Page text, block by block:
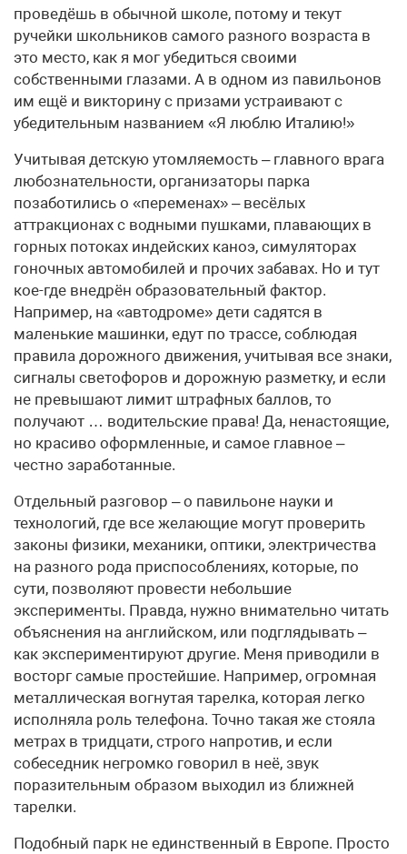
проведёшь в обычной школе, потому и текут
ручейки школьников самого разного возраста в
это место, как я мог убедиться своими
собственными глазами. А в одном из павильонов
им ещё и викторину с призами устраивают с
убедительным названием «Я люблю Италию!»
Учитывая детскую утомляемость – главного врага
любознательности, организаторы парка
позаботились о «переменах» – весёлых
аттракционах с водными пушками, плавающих в
горных потоках индейских каноэ, симуляторах
гоночных автомобилей и прочих забавах. Но и тут
кое-где внедрён образовательный фактор.
Например, на «автодроме» дети садятся в
маленькие машинки, едут по трассе, соблюдая
правила дорожного движения, учитывая все знаки,
сигналы светофоров и дорожную разметку, и если
не превышают лимит штрафных баллов, то
получают … водительские права! Да, ненастоящие,
но красиво оформленные, и самое главное –
честно заработанные.
Отдельный разговор – о павильоне науки и
технологий, где все желающие могут проверить
законы физики, механики, оптики, электричества
на разного рода приспособлениях, которые, по
сути, позволяют провести небольшие
эксперименты. Правда, нужно внимательно читать
объяснения на английском, или подглядывать –
как экспериментируют другие. Меня приводили в
восторг самые простейшие. Например, огромная
металлическая вогнутая тарелка, которая легко
исполняла роль телефона. Точно такая же стояла
метрах в тридцати, строго напротив, и если
собеседник негромко говорил в неё, звук
поразительным образом выходил из ближней
тарелки.
Подобный парк не единственный в Европе. Просто